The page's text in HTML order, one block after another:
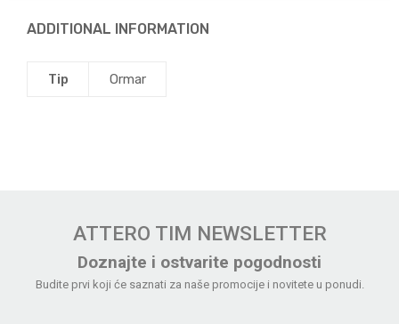
ADDITIONAL INFORMATION
Tip Ormar
ATTERO TIM NEWSLETTER
Doznajte i ostvarite pogodnosti
Budite prvi koji će saznati za naše promocije i novitete u ponudi.